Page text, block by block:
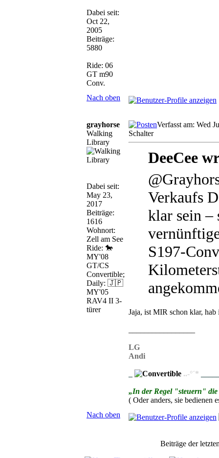
Dabei seit:
Oct 22,
2005
Beiträge:
5880
Ride: 06
GT m90
Conv.
Nach oben
grayhorse
Walking
Library
Dabei seit:
May 23,
2017
Beiträge:
1616
Wohnort:
Zell am See
Ride: 🐎
MY'08
GT/CS
Convertible;
Daily: 🇯🇵
MY'05
RAV4 II 3-
türer
Verfasst am: Wed
Schalter
DeeCee
Verkaufs
klar sein –
S197-
Jaja, ist MIR schon klar, hab
LG
Andi
..-°´*
„In der Regel "steuern"
( Oder anders, sie bedienen
Nach oben
Beiträge der